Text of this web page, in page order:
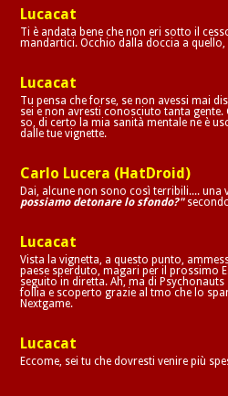
Lucacat
Ti è andata bene che non eri sotto il
mandartici. Occhio dalla doccia a
Lucacat
Tu pensa che forse, se non avessi mai
sei e non avresti conosciuto tanta
so, di certo la mia sanità mentale ne è
dalle tue vignette.
Carlo Lucera (HatDroid)
Dai, alcune non sono così terribili.... una
possiamo detonare lo sfondo?"
Lucacat
Vista la vignetta, a questo punto,
paese sperduto, magari per il prossimo
seguito in diretta. Ah, ma di
follia e scoperto grazie al tmo che lo
Nextgame.
Lucacat
Eccome, sei tu che dovresti venire più